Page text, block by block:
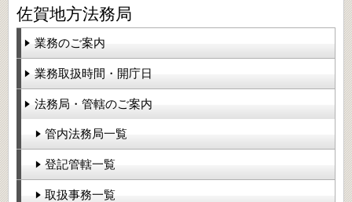
佐賀地方法務局
業務のご案内
業務取扱時間・開庁日
法務局・管轄のご案内
管内法務局一覧
登記管轄一覧
取扱事務一覧